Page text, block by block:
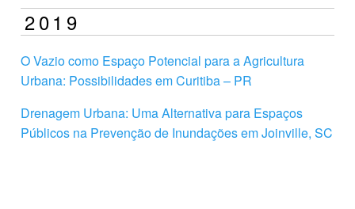
2019
O Vazio como Espaço Potencial para a Agricultura
Urbana: Possibilidades em Curitiba – PR
Drenagem Urbana: Uma Alternativa para Espaços
Públicos na Prevenção de Inundações em Joinville, SC